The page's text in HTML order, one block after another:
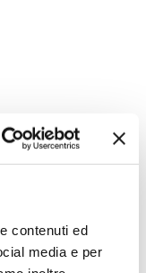
contenuti ed
media e per